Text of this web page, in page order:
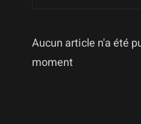
Aucun article n'a été
moment